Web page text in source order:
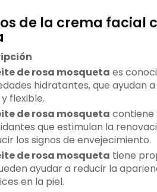
de la crema facial
de rosa mosqueta es
hidratantes, que ayudan
flexible.
de rosa mosqueta contiene
que estimulan la
los signos de envejecimiento.
de rosa mosqueta tiene
ayudar a reducir la
en la piel.